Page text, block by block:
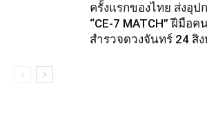
ครั้งแรกของไทย ส่งอุ
“CE-7 MATCH” ฝีมือ
สำรวจดวงจันทร์ 24 สิ